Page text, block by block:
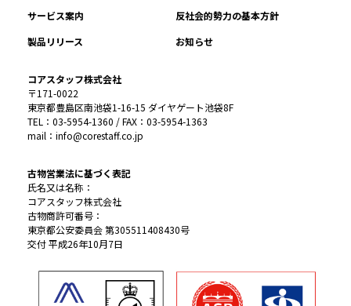
サービス案内
反社会的勢力の基本方針
製品リリース
お知らせ
コアスタッフ株式会社
〒171-0022
東京都豊島区南池袋1-16-15 ダイヤゲート池袋8F
TEL：03-5954-1360 / FAX：03-5954-1363
mail：info@corestaff.co.jp
古物営業法に基づく表記
氏名又は名称：
コアスタッフ株式会社
古物商許可番号：
東京都公安委員会 第305511408430号
交付 平成26年10月7日